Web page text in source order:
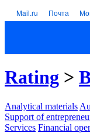
Mail.ru Почта
Rating >
Analytical materials
Support of
Services Financial